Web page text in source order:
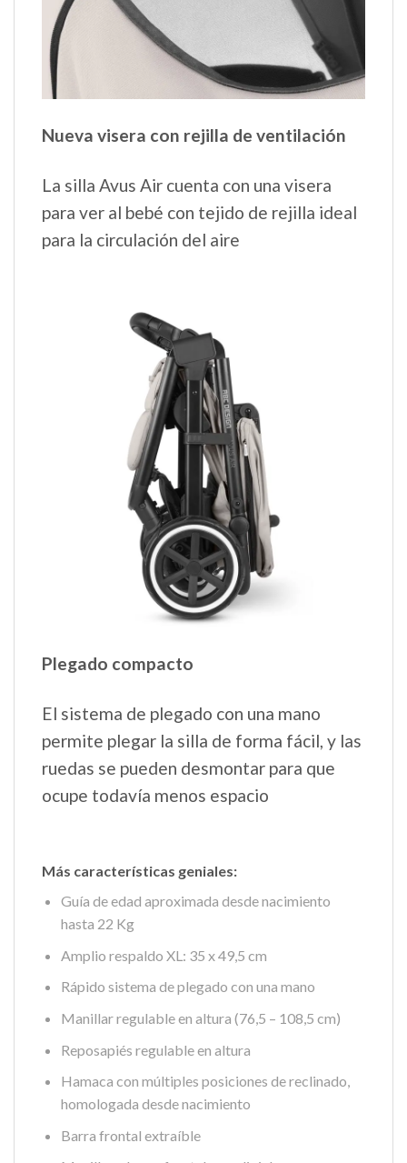
Nueva visera con rejilla de ventilación
La silla Avus Air cuenta con una visera
para ver al bebé con tejido de rejilla ideal
para la circulación del aire
Plegado compacto
El sistema de plegado con una mano
permite plegar la silla de forma fácil, y las
ruedas se pueden desmontar para que
ocupe todavía menos espacio
Más características geniales:
Guía de edad aproximada desde nacimiento
hasta 22 Kg
Amplio respaldo XL: 35 x 49,5 cm
Rápido sistema de plegado con una mano
Manillar regulable en altura (76,5 – 108,5 cm)
Reposapiés regulable en altura
Hamaca con múltiples posiciones de reclinado,
homologada desde nacimiento
Barra frontal extraíble